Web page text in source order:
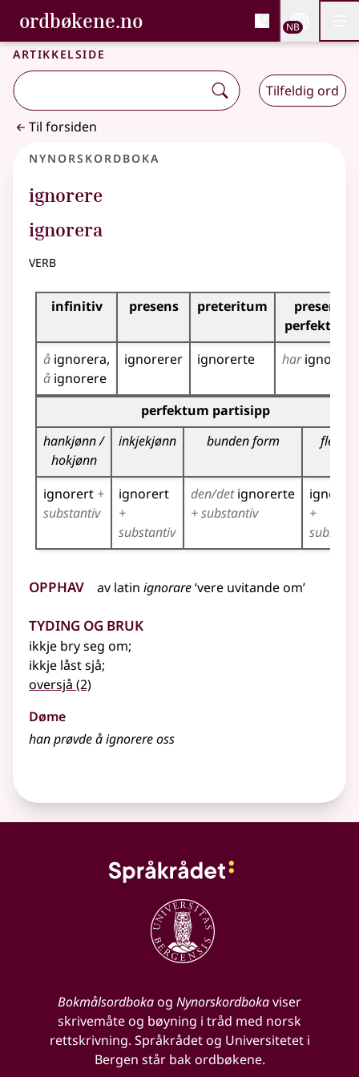
Gå til hovedinnhold
Tilgjengelighet
ordbøkene.no, Bokmålsordboka og
Bokmålsordboka og Nynorskordboka
NB
Artikkelside
Tilfeldig ord
Til forsiden
Nynorskordboka
ignorere
ignorera
verb
Bøyningstabell for dette verbet
infinitiv presens preteritum
presens
perfektum
å ignorera
å ignorere
ignorerer ignorerte harignorert
Bøyningstabell for dette verbet (partisippformer)
perfektum partisipp
hankjønn /
hokjønn
inkjekjønn bunden form fleirtal
ignorert +
substantiv
ignorert
+
substantiv
den/detignorerte
+ substantiv
+
Opphav av latin ignorare‘vere uvitande om’
Tyding og bruk
ikkje bry seg om;
ikkje låst sjå;
oversjå (2)
Døme
han prøvde å ignorere oss
Bokmålsordbokaog Nynorskordbokaviser
skrivemåte og bøyning i tråd med norsk
rettskrivning. Språkrådet og Universitetet i
Bergen står bak ordbøkene.